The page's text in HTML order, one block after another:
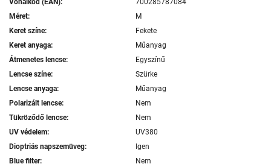
Vonalkód (EAN):
700285787084
Méret:
M
Keret színe:
Fekete
Keret anyaga:
Műanyag
Átmenetes lencse:
Egyszínű
Lencse színe:
Szürke
Lencse anyaga:
Műanyag
Polarizált lencse:
Nem
Tükröződő lencse:
Nem
UV védelem:
UV380
Dioptriás napszemüveg:
Igen
Blue filter:
Nem